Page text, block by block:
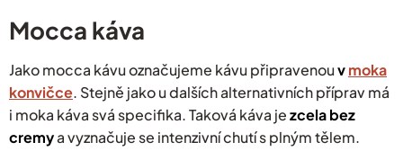
Mocca káva
Jako mocca kávu označujeme kávu připravenouvmoka
konvičce. Stejně jako u dalších alternativních příprav má
i moka káva svá specifika. Taková káva jezcela bez
cremya vyznačuje se intenzivní chutí s plným tělem.